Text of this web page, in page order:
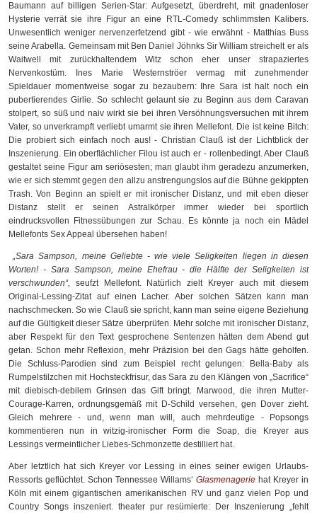
Baumann auf billigen Serien-Star: Aufgesetzt, überdreht, mit gnadenloser
Hysterie verrät sie ihre Figur an eine RTL-Comedy schlimmsten Kalibers.
Unwesentlich weniger nervenzerfetzend gibt - wie erwähnt - Matthias Buss
seine Arabella. Gemeinsam mit Ben Daniel Jöhnks Sir William streichelt er als
Waitwell mit zurückhaltendem Witz schon eher unser strapaziertes
Nervenkostüm. Ines Marie Westernströer vermag mit zunehmender
Spieldauer momentweise sogar zu bezaubern: Ihre Sara ist halt noch ein
pubertierendes Girlie. So schlecht gelaunt sie zu Beginn aus dem Caravan
stolpert, so süß und naiv wirkt sie bei ihren Versöhnungsversuchen mit ihrem
Vater, so unverkrampft verliebt umarmt sie ihren Mellefont. Die ist keine Bitch:
Die probiert sich einfach noch aus! - Christian Clauß ist der Lichtblick der
Inszenierung. Ein oberflächlicher Filou ist auch er - rollenbedingt. Aber Clauß
gestaltet seine Figur am seriösesten; man glaubt ihm geradezu anzumerken,
wie er sich stemmt gegen den allzu anstrengungslos auf die Bühne gekippten
Trash. Von Beginn an spielt er mit ironischer Distanz, und mit eben dieser
Distanz stellt er seinen Astralkörper immer wieder bei sportlich
eindrucksvollen Fitnessübungen zur Schau. Es könnte ja noch ein Mädel
Mellefonts Sex Appeal übersehen haben!
„Sara Sampson, meine Geliebte - wie viele Seligkeiten liegen in diesen
Worten! - Sara Sampson, meine Ehefrau - die Hälfte der Seligkeiten ist
verschwunden“, seufzt Mellefont. Natürlich zielt Kreyer auch mit diesem
Original-Lessing-Zitat auf einen Lacher. Aber solchen Sätzen kann man
nachschmecken. So wie Clauß sie spricht, kann man seine eigene Beziehung
auf die Gültigkeit dieser Sätze überprüfen. Mehr solche mit ironischer Distanz,
aber Respekt für den Text gesprochene Sentenzen hätten dem Abend gut
getan. Schon mehr Reflexion, mehr Präzision bei den Gags hätte geholfen.
Die Schluss-Parodien sind zum Beispiel recht gelungen: Bella-Baby als
Rumpelstilzchen mit Hochsteckfrisur, das Sara zu den Klängen von „Sacrifice“
mit diebisch-debilem Grinsen das Gift bringt. Marwood, die ihren Mutter-
Courage-Karren, ordnungsgemäß mit D-Schild versehen, gen Dover zieht.
Gleich mehrere - und, wenn man will, auch mehrdeutige - Popsongs
kommentieren nun in witzig-ironischer Form die Soap, die Kreyer aus
Lessings vermeintlicher Liebes-Schmonzette destilliert hat.
Aber letztlich hat sich Kreyer vor Lessing in eines seiner ewigen Urlaubs-
Ressorts geflüchtet. Schon Tennessee Willams‘ Glasmenagerie hat Kreyer in
Köln mit einem gigantischen amerikanischen RV und ganz vielen Pop und
Country Songs inszeniert. theater pur resümierte: Der Inszenierung „fehlt